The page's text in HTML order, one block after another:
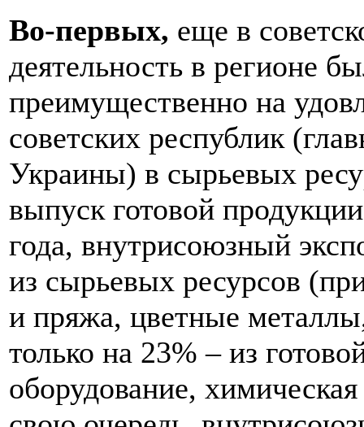
Во-первых, еще в
деятельность в регионе
преимущественно на
советских республик
Украины) в сырьевых
выпуск готовой
года, внутрисоюзный
из сырьевых ресурсов
и пряжа, цветные
только на 23% – из
оборудование,